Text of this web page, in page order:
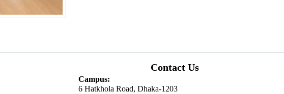
Contact Us
Campus:
6 Hatkhola Road, Dhaka-1203